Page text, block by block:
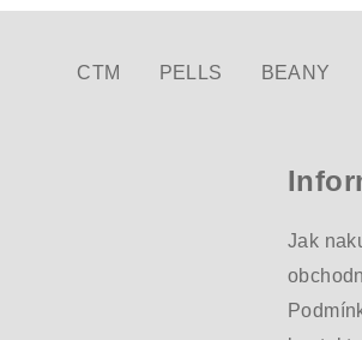
CTM PELLS BEANY
Jak